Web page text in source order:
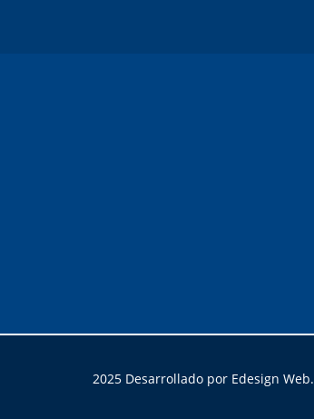
2025 Desarrollado por Edesign Web.